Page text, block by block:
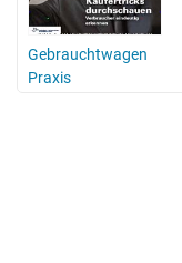
Gebrauchtwagen
Praxis